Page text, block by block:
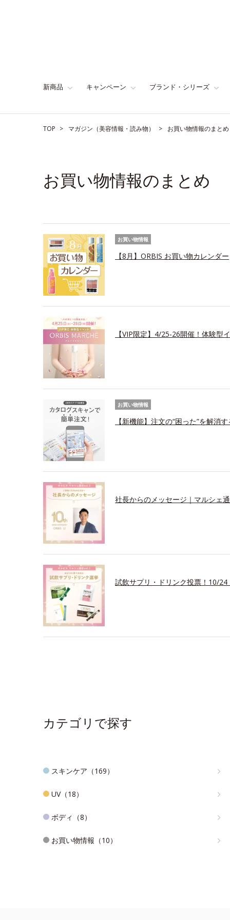
新商品 キャンペーン ブランド・シリーズ
TOP マガジン（美容情報・読み物） お買い物情報のまとめ
お買い物情報のまとめ
お買い物情報
【8月】ORBIS お買い物カレンダー
【VIP限定】4/25-26開催！体験型
お買い物情報
【新機能】注文の“困った”を解消
社長からのメッセージ｜マルシェ
試飲サプリ・ドリンク投票！10/
カテゴリで探す
スキンケア（169）
UV（18）
ボディ（8）
お買い物情報（10）